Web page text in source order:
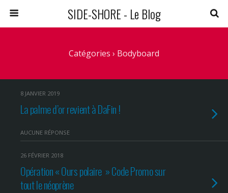
SIDE-SHORE - Le Blog
Catégories › Bodyboard
8 JANVIER 2019
La palme d’or revient à DaFin !
AUCUNE RÉPONSE
26 FÉVRIER 2018
Opération « Ours polaire » Code Promo sur
tout le néoprène